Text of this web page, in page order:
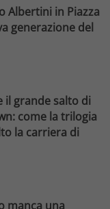
Albertini in Piazza
generazione del
il grande salto di
come la trilogia
la carriera di
manca una